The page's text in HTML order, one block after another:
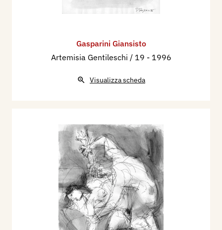
Gasparini Giansisto
Artemisia Gentileschi / 19 - 1996
Visualizza scheda